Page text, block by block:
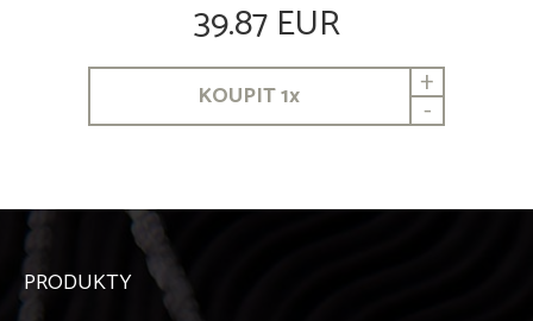
39.87 EUR
KOUPIT1x +
-
PRODUKTY